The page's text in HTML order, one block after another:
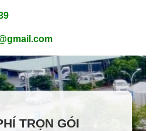
TRỌN GÓI